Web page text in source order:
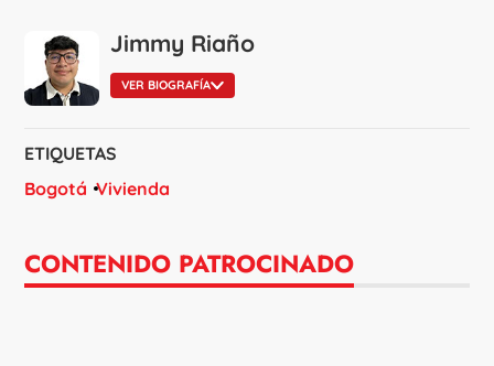
Jimmy Riaño
VER BIOGRAFÍA
ETIQUETAS
Bogotá Vivienda
CONTENIDO PATROCINADO